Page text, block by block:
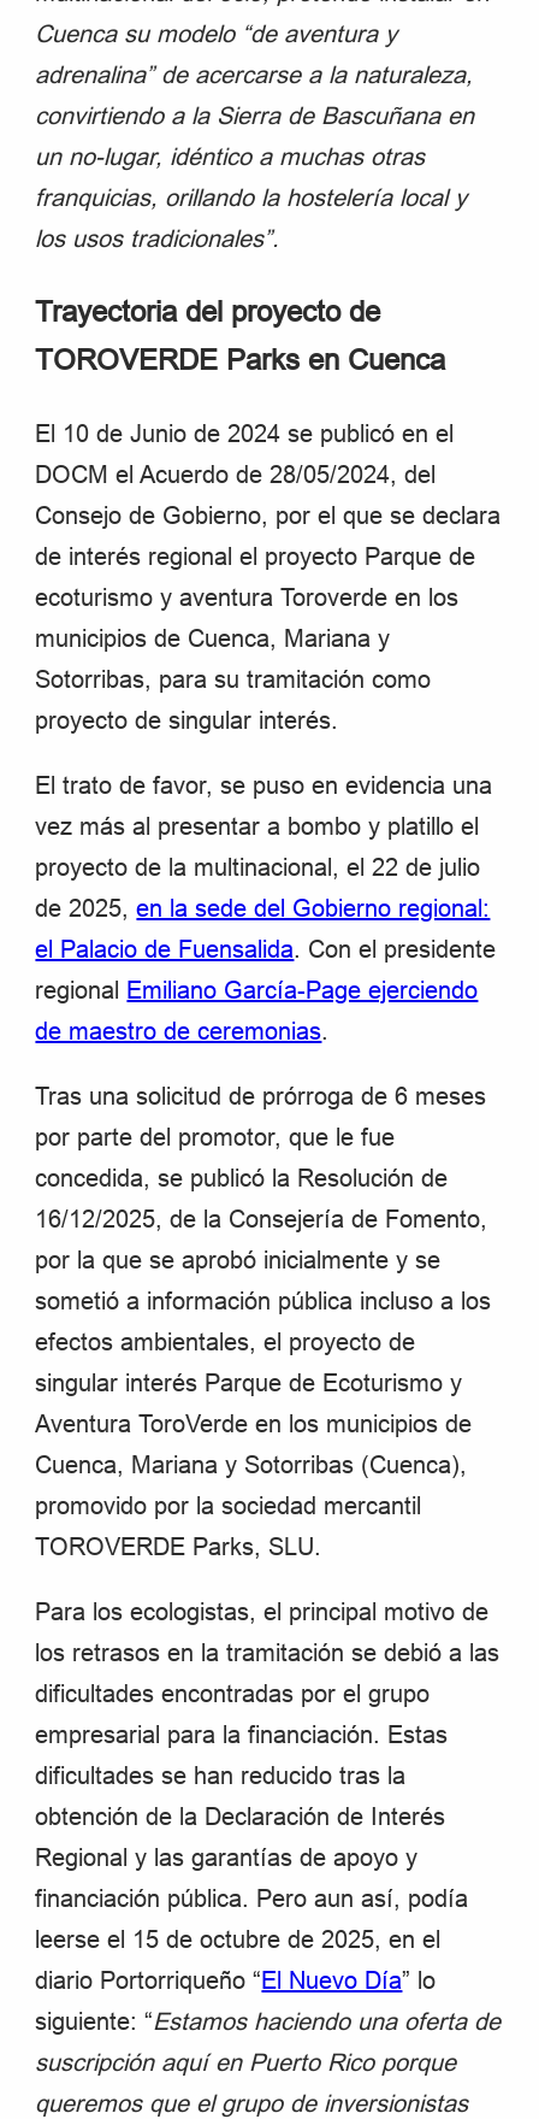
Cuenca su modelo “de aventura y
adrenalina” de acercarse a la naturaleza,
convirtiendo a la Sierra de Bascuñana en
un no-lugar, idéntico a muchas otras
franquicias, orillando la hostelería local y
los usos tradicionales”.
Trayectoria del proyecto de
TOROVERDE Parks en Cuenca
El 10 de Junio de 2024 se publicó en el
DOCM el Acuerdo de 28/05/2024, del
Consejo de Gobierno, por el que se declara
de interés regional el proyecto Parque de
ecoturismo y aventura Toroverde en los
municipios de Cuenca, Mariana y
Sotorribas, para su tramitación como
proyecto de singular interés.
El trato de favor, se puso en evidencia una
vez más al presentar a bombo y platillo el
proyecto de la multinacional, el 22 de julio
de 2025,en la sede del Gobierno regional:
el Palacio de Fuensalida. Con el presidente
regional
Emiliano García-Page ejerciendo
de maestro de ceremonias.
Tras una solicitud de prórroga de 6 meses
por parte del promotor, que le fue
concedida, se publicó la Resolución de
16/12/2025, de la Consejería de Fomento,
por la que se aprobó inicialmente y se
sometió a información pública incluso a los
efectos ambientales, el proyecto de
singular interés Parque de Ecoturismo y
Aventura ToroVerde en los municipios de
Cuenca, Mariana y Sotorribas (Cuenca),
promovido por la sociedad mercantil
TOROVERDE Parks, SLU.
Para los ecologistas, el principal motivo de
los retrasos en la tramitación se debió a las
dificultades encontradas por el grupo
empresarial para la financiación. Estas
dificultades se han reducido tras la
obtención de la Declaración de Interés
Regional y las garantías de apoyo y
financiación pública. Pero aun así, podía
leerse el 15 de octubre de 2025, en el
diario Portorriqueño “El Nuevo Día” lo
siguiente: “Esta­mos haciendo una oferta de
sus­crip­ción aquí en Puerto Rico por­que
que­re­mos que el grupo de inver­sio­nis­tas